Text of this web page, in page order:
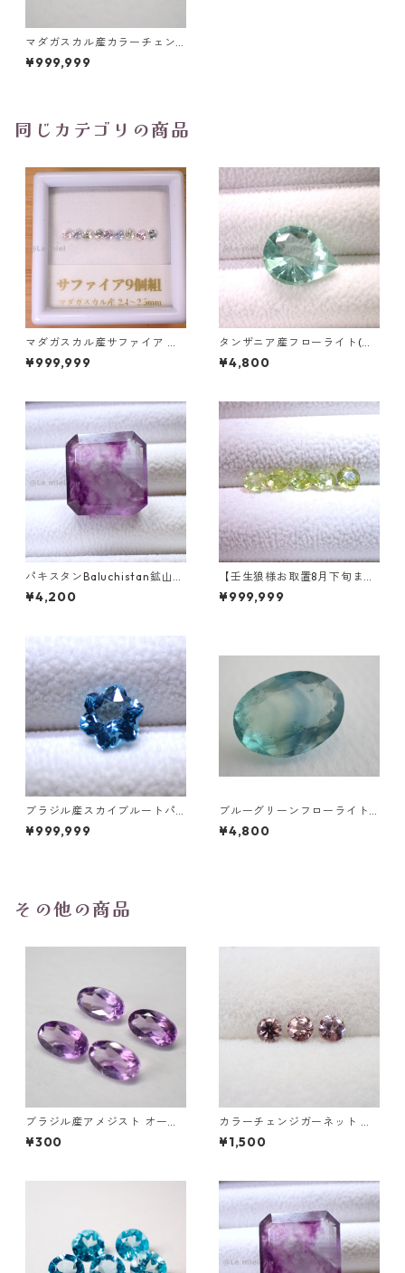
マダガスカル産カラーチェン
ジサファイア マーキスカット
ルース 0.3ct 6.0mm*3.0mm
¥999,999
同じカテゴリの商品
マダガスカル産サファイア ル
ース 9個組 2.4～2.5mm
¥999,999
タンザニア産フローライト(蛍
光) ペアシェイプカットルース
5.46ct 13.8mm*10.8mm*7.0
¥4,800
パキスタンBaluchistan鉱山産
フローライト スクエアカット
ルース 34.4ct 20 x 19.6 x 11
¥4,200
【壬生狼様お取置8月下旬ま
で】マダガスカル産スフェー
ン ラウンドカットルース 0.45
¥999,999
ブラジル産スカイブルートパ
ーズ スノーフレークカットル
ース 1.5ct 7.0mm*7.0mm*4.
¥999,999
ブルーグリーンフローライト
オーバルカットルース 10.2ct
15.4mm*11.1mm*8.0mm
¥4,800
その他の商品
ブラジル産アメジスト オーバ
ルカットルース 0.2ct前後 5m
m*3mm前後
¥300
カラーチェンジガーネット ラ
ウンドカットルース 0.13ct前
後 3mm前後
¥1,500